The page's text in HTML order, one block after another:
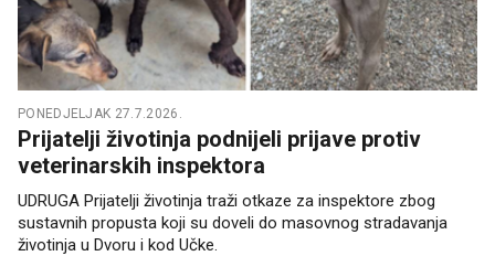
PONEDJELJAK 27.7.2026.
Prijatelji životinja podnijeli prijave protiv
veterinarskih inspektora
UDRUGA Prijatelji životinja traži otkaze za inspektore zbog
sustavnih propusta koji su doveli do masovnog stradavanja
životinja u Dvoru i kod Učke.